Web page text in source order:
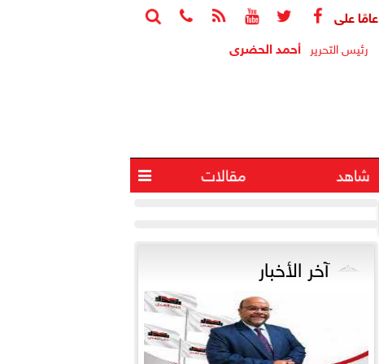






رئيس التحرير أحمد الحضرى
شاهد مقالات 
آخر الأخبار